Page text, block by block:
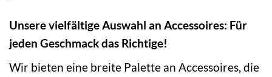
Unsere vielfältige Auswahl an Accessoires: Für
jeden Geschmack das Richtige!
Wir bieten eine breite Palette an Accessoires, die